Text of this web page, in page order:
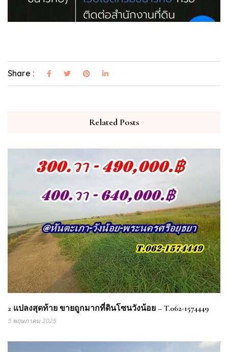
Share :
Related Posts
2 แปลงสุดท้าย ขายถูกมากที่ดินโซนวังน้อย – T.062-1574449
5 พฤษภาคม 2025